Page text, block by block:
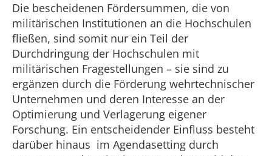
Die bescheidenen Fördersummen, die von
militärischen Institutionen an die Hochschulen
fließen, sind somit nur ein Teil der
Durchdringung der Hochschulen mit
militärischen Fragestellungen – sie sind zu
ergänzen durch die Förderung wehrtechnischer
Unternehmen und deren Interesse an der
Optimierung und Verlagerung eigener
Forschung. Ein entscheidender Einfluss besteht
darüber hinaus im Agendasetting durch